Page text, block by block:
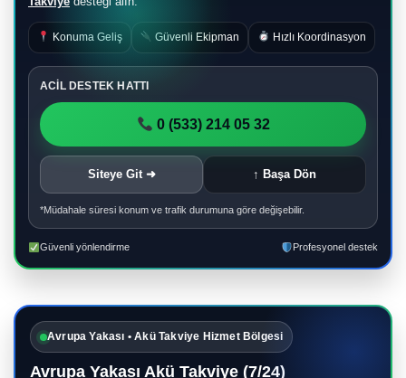
Konuma Geliş Güvenli Ekipman Hızlı Koordinasyon
ACİL DESTEK HATTI
0 (533) 214 05 32
Siteye Git ➜ ↑ Başa Dön
*Müdahale süresi konum ve trafik durumuna göre değişebilir.
Güvenli yönlendirme Profesyonel destek
Avrupa Yakası • Akü Takviye Hizmet Bölgesi
Avrupa Yakası Akü Takviye (7/24)